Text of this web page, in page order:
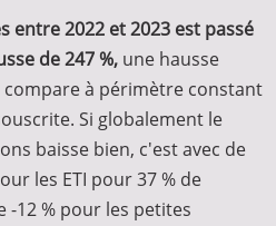
entre 2022 et 2023 est passé
de 247 %, une hausse
à périmètre constant
Si globalement le
baisse bien, c'est avec de
les ETI pour 37 % de
12 % pour les petites